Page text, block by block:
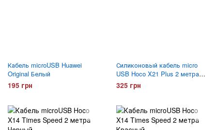
Кабель microUSB Huawei
Original Белый
195 грн
Силиконовый кабель micro
USB Hoco X21 Plus 2 метра
Белый
325 грн